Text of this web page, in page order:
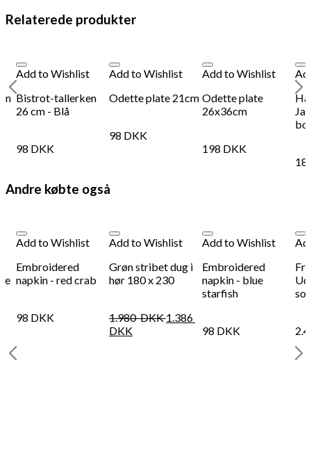
Relaterede produkter
Add to Wishlist
Bistrot-tallerken
26 cm - Blå
98 DKK
Add to Wishlist
Odette plate 21cm
98 DKK
Add to Wishlist
Odette plate
26x36cm
198 DKK
Andre købte også
Add to Wishlist
Embroidered
napkin - red crab
98 DKK
Add to Wishlist
Grøn stribet dug i
hør 180 x 230
1.980DKK 1.386
DKK
Add to Wishlist
Embroidered
napkin - blue
starfish
98 DKK